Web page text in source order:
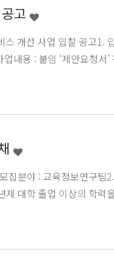
고
개선 사업 입찰 공고1.
내용 : 붙임 ‘제안요청서’
집분야 : 교육정보연구팀
제 대학 졸업 이상의 학력